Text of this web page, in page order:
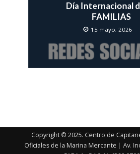
Día Internacional
FAMILIAS
15 mayo, 2026
Copyright © 2025. Centro de
Oficiales de la Marina Mercante | Av.